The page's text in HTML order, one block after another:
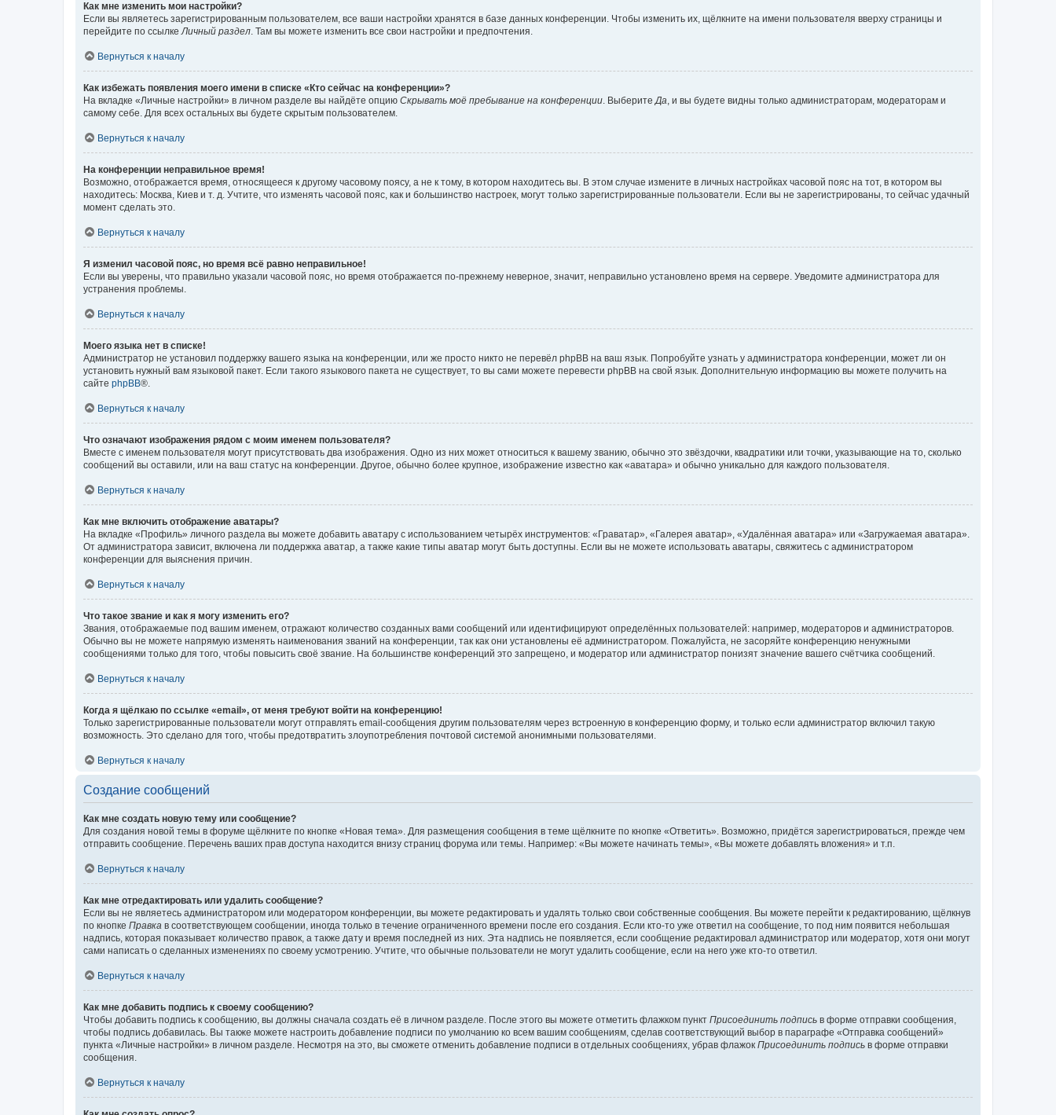
Как мне изменить мои настройки?
Если вы являетесь зарегистрированным пользователем, все ваши настройки хранятся в базе данных конференции. Чтобы изменить их, щёлкните на имени пользователя вверху страницы и
перейдите по ссылкеЛичный раздел. Там вы можете изменить все свои настройки и предпочтения.
Вернуться к началу
Как избежать появления моего имени в списке «Кто сейчас на конференции»?
На вкладке «Личные настройки» в личном разделе вы найдёте опцию Скрывать моё пребывание на конференции. ВыберитеДа, и вы будете видны только администраторам, модераторам и
самому себе. Для всех остальных вы будете скрытым пользователем.
Вернуться к началу
На конференции неправильное время!
Возможно, отображается время, относящееся к другому часовому поясу, а не к тому, в котором находитесь вы. В этом случае измените в личных настройках часовой пояс на тот, в котором вы
находитесь: Москва, Киев и т. д. Учтите, что изменять часовой пояс, как и большинство настроек, могут только зарегистрированные пользователи. Если вы не зарегистрированы, то сейчас удачный
момент сделать это.
Вернуться к началу
Я изменил часовой пояс, но время всё равно неправильное!
Если вы уверены, что правильно указали часовой пояс, но время отображается по-прежнему неверное, значит, неправильно установлено время на сервере. Уведомите администратора для
устранения проблемы.
Вернуться к началу
Моего языка нет в списке!
Администратор не установил поддержку вашего языка на конференции, или же просто никто не перевёл phpBB на ваш язык. Попробуйте узнать у администратора конференции, может ли он
установить нужный вам языковой пакет. Если такого языкового пакета не существует, то вы сами можете перевести phpBB на свой язык. Дополнительную информацию вы можете получить на
сайте phpBB®.
Вернуться к началу
Что означают изображения рядом с моим именем пользователя?
Вместе с именем пользователя могут присутствовать два изображения. Одно из них может относиться к вашему званию, обычно это звёздочки, квадратики или точки, указывающие на то, сколько
сообщений вы оставили, или на ваш статус на конференции. Другое, обычно более крупное, изображение известно как «аватара» и обычно уникально для каждого пользователя.
Вернуться к началу
Как мне включить отображение аватары?
На вкладке «Профиль» личного раздела вы можете добавить аватару с использованием четырёх инструментов: «Граватар», «Галерея аватар», «Удалённая аватара» или «Загружаемая аватара».
От администратора зависит, включена ли поддержка аватар, а также какие типы аватар могут быть доступны. Если вы не можете использовать аватары, свяжитесь с администратором
конференции для выяснения причин.
Вернуться к началу
Что такое звание и как я могу изменить его?
Звания, отображаемые под вашим именем, отражают количество созданных вами сообщений или идентифицируют определённых пользователей: например, модераторов и администраторов.
Обычно вы не можете напрямую изменять наименования званий на конференции, так как они установлены её администратором. Пожалуйста, не засоряйте конференцию ненужными
сообщениями только для того, чтобы повысить своё звание. На большинстве конференций это запрещено, и модератор или администратор понизят значение вашего счётчика сообщений.
Вернуться к началу
Когда я щёлкаю по ссылке «email», от меня требуют войти на конференцию!
Только зарегистрированные пользователи могут отправлять email-сообщения другим пользователям через встроенную в конференцию форму, и только если администратор включил такую
возможность. Это сделано для того, чтобы предотвратить злоупотребления почтовой системой анонимными пользователями.
Вернуться к началу
Создание сообщений
Как мне создать новую тему или сообщение?
Для создания новой темы в форуме щёлкните по кнопке «Новая тема». Для размещения сообщения в теме щёлкните по кнопке «Ответить». Возможно, придётся зарегистрироваться, прежде чем
отправить сообщение. Перечень ваших прав доступа находится внизу страниц форума или темы. Например: «Вы можете начинать темы», «Вы можете добавлять вложения» и т.п.
Вернуться к началу
Как мне отредактировать или удалить сообщение?
Если вы не являетесь администратором или модератором конференции, вы можете редактировать и удалять только свои собственные сообщения. Вы можете перейти к редактированию, щёлкнув
по кнопке Правка в соответствующем сообщении, иногда только в течение ограниченного времени после его создания. Если кто-то уже ответил на сообщение, то под ним появится небольшая
надпись, которая показывает количество правок, а также дату и время последней из них. Эта надпись не появляется, если сообщение редактировал администратор или модератор, хотя они могут
сами написать о сделанных изменениях по своему усмотрению. Учтите, что обычные пользователи не могут удалить сообщение, если на него уже кто-то ответил.
Вернуться к началу
Как мне добавить подпись к своему сообщению?
Чтобы добавить подпись к сообщению, вы должны сначала создать её в личном разделе. После этого вы можете отметить флажком пункт Присоединить подпись в форме отправки сообщения,
чтобы подпись добавилась. Вы также можете настроить добавление подписи по умолчанию ко всем вашим сообщениям, сделав соответствующий выбор в параграфе «Отправка сообщений»
пункта «Личные настройки» в личном разделе. Несмотря на это, вы сможете отменить добавление подписи в отдельных сообщениях, убрав флажок Присоединить подпись в форме отправки
сообщения.
Вернуться к началу